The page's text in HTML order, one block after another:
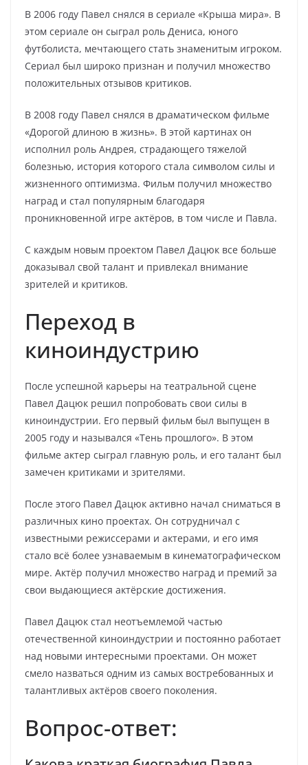
В 2006 году Павел снялся в сериале «Крыша мира». В
этом сериале он сыграл роль Дениса, юного
футболиста, мечтающего стать знаменитым игроком.
Сериал был широко признан и получил множество
положительных отзывов критиков.
В 2008 году Павел снялся в драматическом фильме
«Дорогой длиною в жизнь». В этой картинах он
исполнил роль Андрея, страдающего тяжелой
болезнью, история которого стала символом силы и
жизненного оптимизма. Фильм получил множество
наград и стал популярным благодаря
проникновенной игре актёров, в том числе и Павла.
С каждым новым проектом Павел Дацюк все больше
доказывал свой талант и привлекал внимание
зрителей и критиков.
Переход в
киноиндустрию
После успешной карьеры на театральной сцене
Павел Дацюк решил попробовать свои силы в
киноиндустрии. Его первый фильм был выпущен в
2005 году и назывался «Тень прошлого». В этом
фильме актер сыграл главную роль, и его талант был
замечен критиками и зрителями.
После этого Павел Дацюк активно начал сниматься в
различных кино проектах. Он сотрудничал с
известными режиссерами и актерами, и его имя
стало всё более узнаваемым в кинематографическом
мире. Актёр получил множество наград и премий за
свои выдающиеся актёрские достижения.
Павел Дацюк стал неотъемлемой частью
отечественной киноиндустрии и постоянно работает
над новыми интересными проектами. Он может
смело назваться одним из самых востребованных и
талантливых актёров своего поколения.
Вопрос-ответ: